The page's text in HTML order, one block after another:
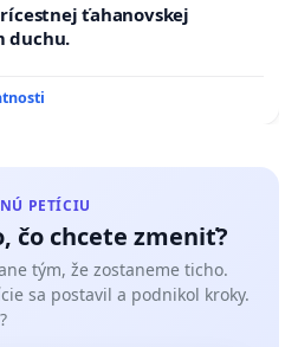
medzi prijatými e-mailmi.
ťahanovskej
duchu.
PETÍCIU
čo chcete zmeniť?
tým, že zostaneme ticho.
sa postavil a podnikol kroky.